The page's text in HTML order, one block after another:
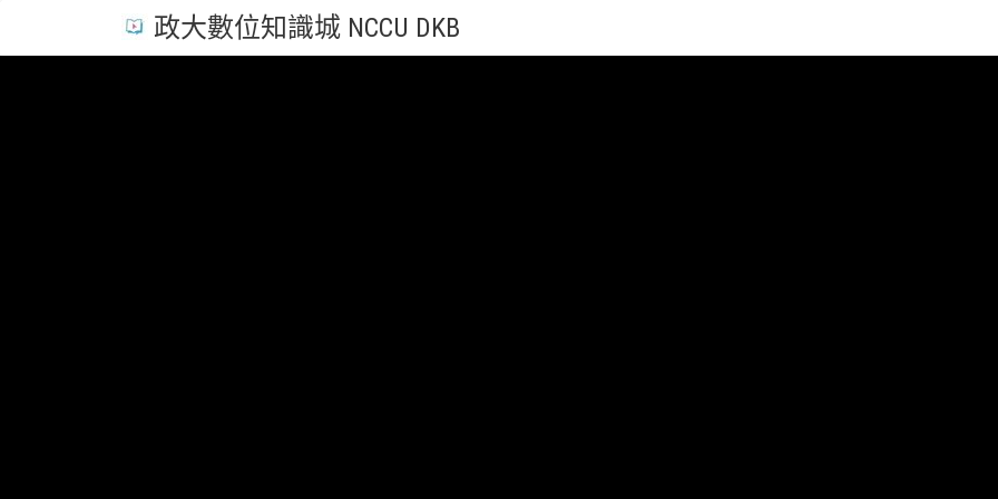
政大數位知識城 NCCU DKB